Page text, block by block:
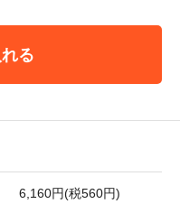
る
6,160円(税560円)